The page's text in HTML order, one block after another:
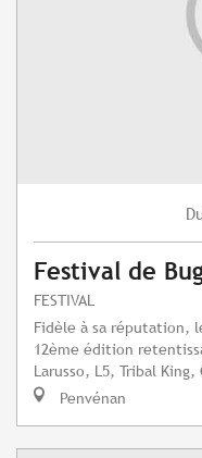
Festival de
FESTIVAL
Fidèle à sa réputation,
12ème édition
Larusso, L5, Tribal King,
Penvénan